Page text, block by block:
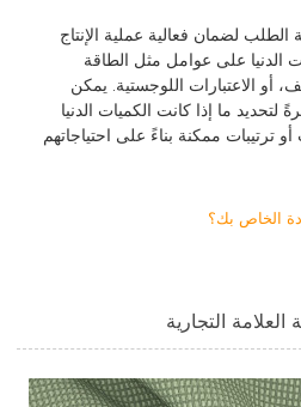
لضمان فعالية عملية الإنتاج
الدنيا على عوامل مثل الطاقة
أو الاعتبارات اللوجستية. يمكن
ما إذا كانت الكميات الدنيا
ترتيبات ممكنة بناءً على احتياجاتهم
الخاص بك؟
التجارية